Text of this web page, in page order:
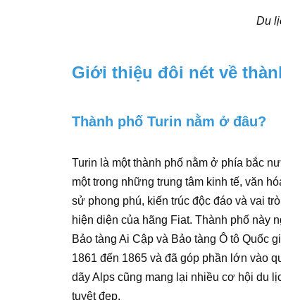
Du
Giới thiệu đôi nét về
Thành phố Turin nằm ở đâu?
Turin là một thành phố nằm ở phía bắc
một trong những trung tâm kinh tế, văn
sử phong phú, kiến trúc độc đáo và vai
hiện diện của hãng Fiat. Thành phố này
Bảo tàng Ai Cập và Bảo tàng Ô tô Quốc
1861 đến 1865 và đã góp phần lớn vào
dãy Alps cũng mang lại nhiều cơ hội du
tuyệt đẹp.